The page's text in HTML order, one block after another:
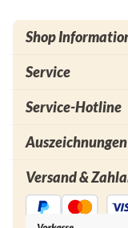
Shop
Service
Service-Hotline
Auszeichnungen
Versand &